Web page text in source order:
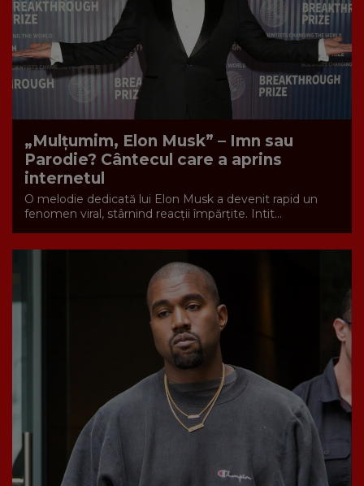
„Mulțumim, Elon Musk” – Imn sau
Parodie? Cântecul care a aprins
internetul
O melodie dedicată lui Elon Musk a devenit rapid un
fenomen viral, stârnind reacții împărțite. Intit...